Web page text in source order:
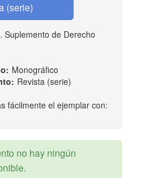
Suplemento de Derecho
Monográfico
Revista (serie)
fácilmente el ejemplar con:
no hay ningún